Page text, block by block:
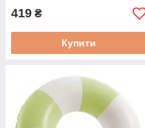
419 ₴
Купити